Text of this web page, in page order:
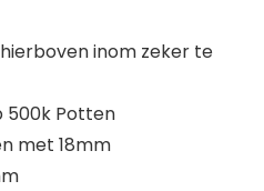
inom zeker te
500k Potten
met 18mm